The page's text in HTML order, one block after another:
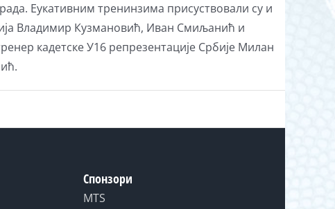
Еукативним тренинзима присуствовали су и
Владимир Кузмановић, Иван Смиљанић и
кадетске У16 репрезентације Србије Милан
Спонзори
MTS